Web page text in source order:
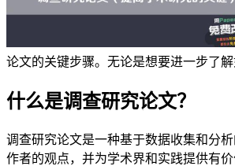
论文的关键步骤。无论是想要进一步了
什么是调查研究论文？
调查研究论文是一种基于数据收集和分
作者的观点，并为学术界和实践提供有价